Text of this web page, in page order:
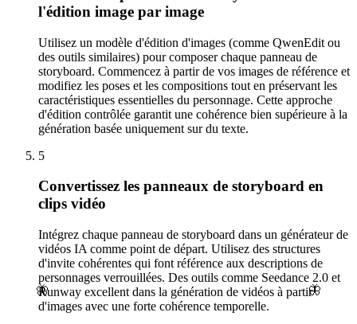
🦋 🦋
l'édition image par image
Utilisez un modèle d'édition d'images (comme QwenEdit ou
des outils similaires) pour composer chaque panneau de
storyboard. Commencez à partir de vos images de référence et
modifiez les poses et les compositions tout en préservant les
caractéristiques essentielles du personnage. Cette approche
d'édition contrôlée garantit une cohérence bien supérieure à la
génération basée uniquement sur du texte.
5
Convertissez les panneaux de storyboard en
clips vidéo
Intégrez chaque panneau de storyboard dans un générateur de
vidéos IA comme point de départ. Utilisez des structures
d'invite cohérentes qui font référence aux descriptions de
personnages verrouillées. Des outils comme Seedance 2.0 et
Runway excellent dans la génération de vidéos à partir
d'images avec une forte cohérence temporelle.